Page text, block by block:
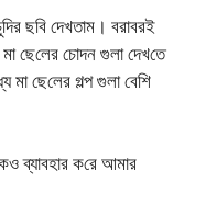
ছ‌বি দেখতাম। বরাবরই
ছে‌লের চোদন গুলা দেখ‌তে
মা ছে‌লের গল্প গুলা বে‌শি
ব্যাবহার ক‌রে আমার